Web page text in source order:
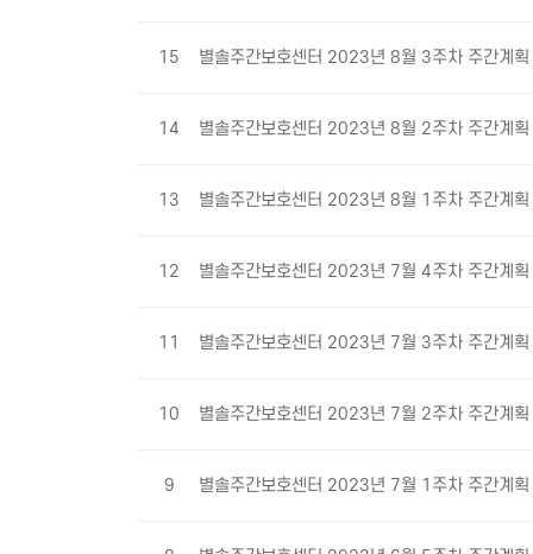
15 별솔주간보호센터 2023년 8월 3주차 주간계획
14 별솔주간보호센터 2023년 8월 2주차 주간계획
13 별솔주간보호센터 2023년 8월 1주차 주간계획
12 별솔주간보호센터 2023년 7월 4주차 주간계획
11 별솔주간보호센터 2023년 7월 3주차 주간계획
10 별솔주간보호센터 2023년 7월 2주차 주간계획
9 별솔주간보호센터 2023년 7월 1주차 주간계획